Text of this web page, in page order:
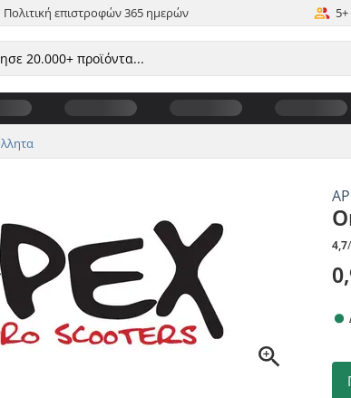
Πολιτική επιστροφών 365 ημερών
4,7